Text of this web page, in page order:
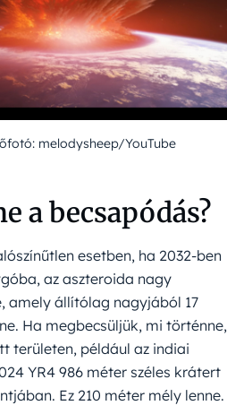
melodysheep/YouTube
a becsapódás?
esetben, ha 2032-ben
az aszteroida nagy
amely állítólag nagyjából 17
Ha megbecsüljük, mi történne,
területen, például az indiai
YR4 986 méter széles krátert
Ez 210 méter mély lenne.